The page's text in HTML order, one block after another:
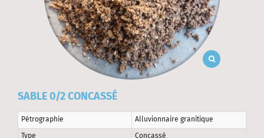
SABLE 0/2 CONCASSÉ
Pétrographie Alluvionnaire granitique
Type Concassé